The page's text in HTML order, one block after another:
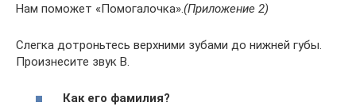
Нам поможет «Помогалочка».(Приложение 2)
Слегка дотроньтесь верхними зубами до нижней губы.
Произнесите звук В.
Как его фамилия?